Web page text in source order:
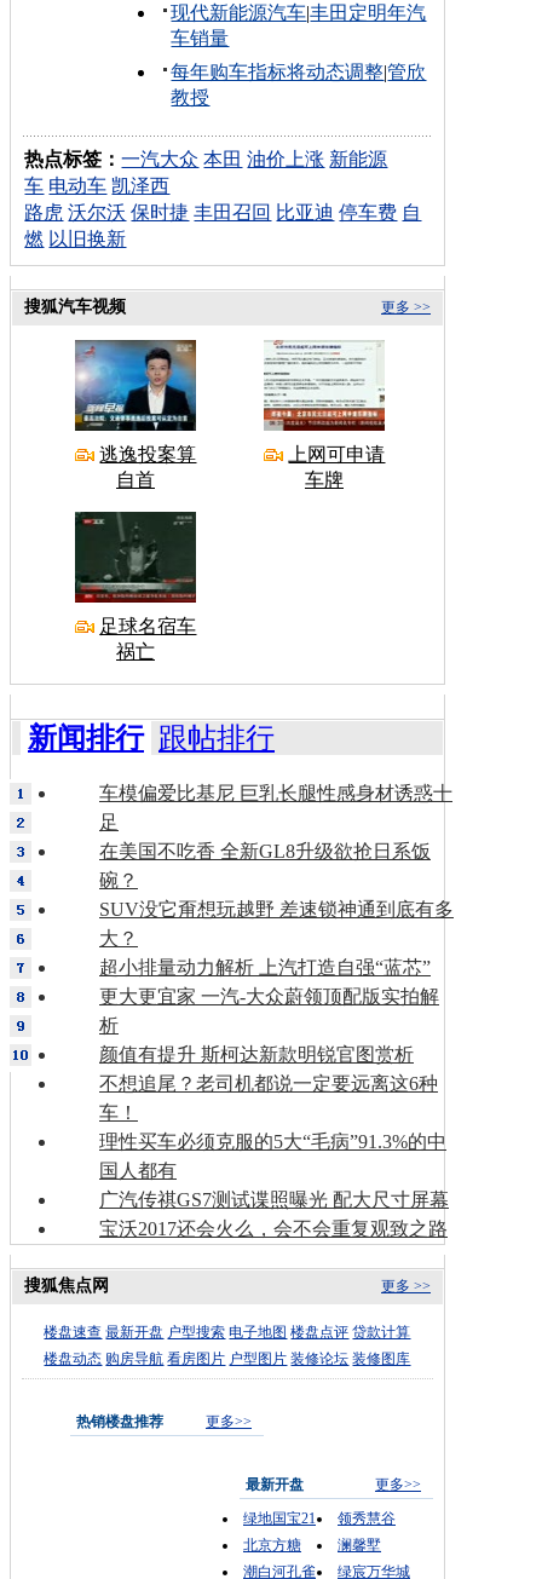
现代新能源汽车|丰田定明年汽
车销量
每年购车指标将动态调整|管欣
教授
热点标签：一汽大众 本田 油价上涨 新能源
车 电动车 凯泽西
路虎 沃尔沃 保时捷 丰田召回 比亚迪 停车费 自
燃 以旧换新
更多 >>
搜狐汽车视频
逃逸投案算
自首
上网可申请
车牌
足球名宿车
祸亡
新闻排行 跟帖排行
车模偏爱比基尼 巨乳长腿性感身材诱惑十
足
在美国不吃香 全新GL8升级欲抢日系饭
碗？
SUV没它甭想玩越野 差速锁神通到底有多
大？
超小排量动力解析 上汽打造自强“蓝芯”
更大更宜家 一汽-大众蔚领顶配版实拍解
析
颜值有提升 斯柯达新款明锐官图赏析
不想追尾？老司机都说一定要远离这6种
车！
理性买车必须克服的5大“毛病”91.3%的中
国人都有
广汽传祺GS7测试谍照曝光 配大尺寸屏幕
宝沃2017还会火么，会不会重复观致之路
更多 >>
搜狐焦点网
楼盘速查 最新开盘 户型搜索 电子地图 楼盘点评 贷款计算
楼盘动态 购房导航 看房图片 户型图片 装修论坛 装修图库
热销楼盘推荐 更多>>
最新开盘
更多>>
绿地国宝21
领秀慧谷
北京方糖
澜馨墅
潮白河孔雀
绿宸万华城